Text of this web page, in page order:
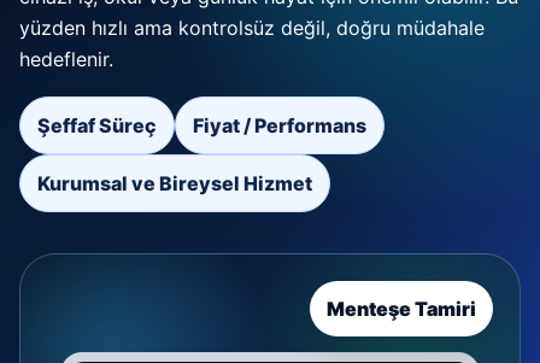
yüzden hızlı ama kontrolsüz değil, doğru müdahale
hedeflenir.
Şeffaf Süreç Fiyat / Performans
Kurumsal ve Bireysel Hizmet
Menteşe Tamiri